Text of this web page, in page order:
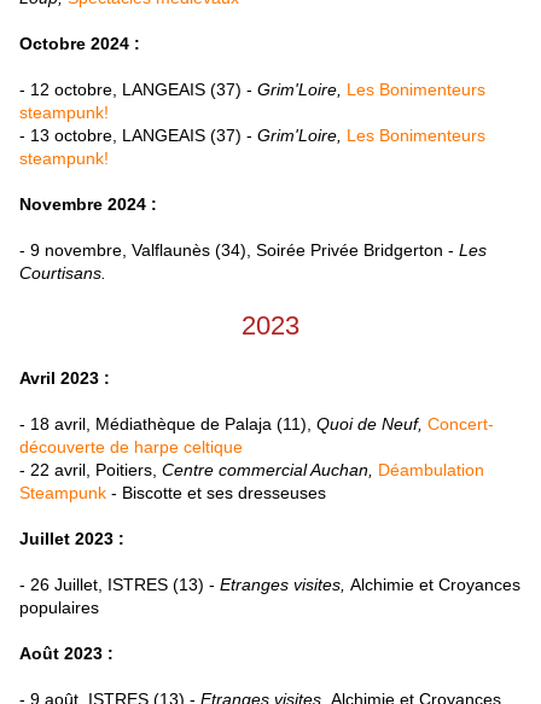
Octobre 2024 :
- 12 octobre, LANGEAIS (37) - Grim'Loire, Les Bonimenteurs
steampunk!
- 13 octobre, LANGEAIS (37) - Grim'Loire, Les Bonimenteurs
steampunk!
Novembre 2024 :
- 9 novembre, Valflaunès (34), Soirée Privée Bridgerton - Les
Courtisans.
2023
Avril 2023 :
- 18 avril, Médiathèque de Palaja (11), Quoi de Neuf, Concert-
découverte de harpe celtique
- 22 avril, Poitiers, Centre commercial Auchan, Déambulation
Steampunk - Biscotte et ses dresseuses
Juillet 2023 :
- 26 Juillet, ISTRES (13) - Etranges visites, Alchimie et Croyances
populaires
Août 2023 :
- 9 août, ISTRES (13) - Etranges visites, Alchimie et Croyances